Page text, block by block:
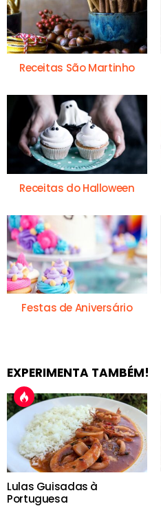
Receitas São Martinho
Receitas do Halloween
Festas de Aniversário
EXPERIMENTA TAMBÉM!
Lulas Guisadas à
Portuguesa